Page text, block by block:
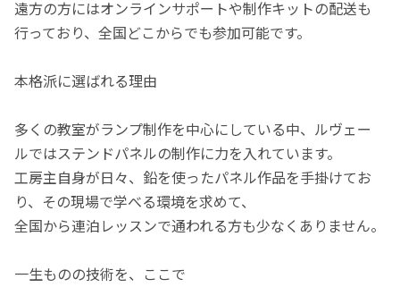
遠方の方にはオンラインサポートや制作キットの配送も
行っており、全国どこからでも参加可能です。
本格派に選ばれる理由
多くの教室がランプ制作を中心にしている中、ルヴェー
ルではステンドパネルの制作に力を入れています。
工房主自身が日々、鉛を使ったパネル作品を手掛けてお
り、その現場で学べる環境を求めて、
全国から連泊レッスンで通われる方も少なくありません。
一生ものの技術を、ここで